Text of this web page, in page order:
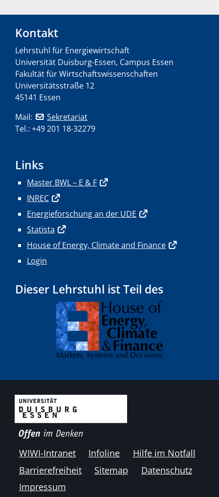
Kontakt
Lehrstuhl für Energiewirtschaft
Universität Duisburg-Essen, Campus Essen
Fakultät für Wirtschaftswissenschaften
Universitätsstraße 12
45141 Essen
Mail:
Sekretariat
Tel.: +49 201 18-32279
Links
Master BWL – E & F
INREC
Energieforschung an der UDE
Statista
House of Energy, Climate and Finance
Login
Dieser Lehrstuhl ist Teil des
WIWI-Intranet Infoline
Hilfe im Notfall
Barrierefreiheit
Sitemap
Datenschutz
Impressum